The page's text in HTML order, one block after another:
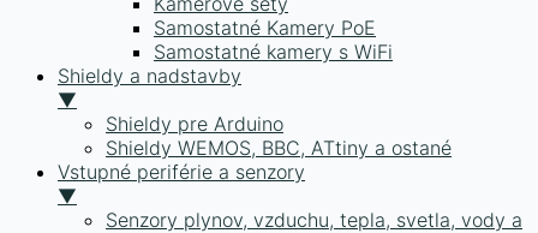
Samostatné Kamery PoE
Samostatné kamery s WiFi
Shieldy a nadstavby
▼
Shieldy pre Arduino
Shieldy WEMOS, BBC, ATtiny a ostané
Vstupné periférie a senzory
▼
Senzory plynov, vzduchu, tepla, svetla, vody a